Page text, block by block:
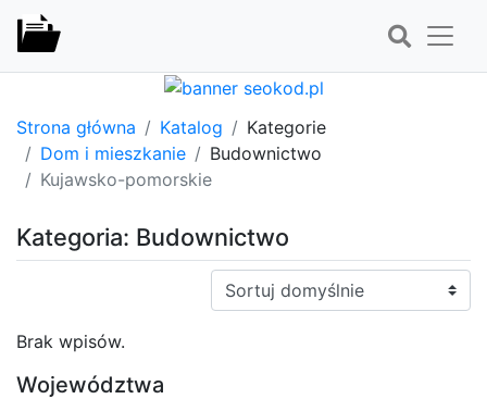
Strona główna Katalog
Kategorie
Dom i mieszkanie
Budownictwo
Kujawsko-pomorskie
Kategoria: Budownictwo
Sortuj:
Brak wpisów.
Województwa